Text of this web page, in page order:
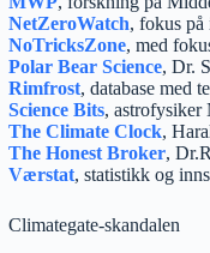
NetZeroWatch, fokus på
NoTricksZone, med
Polar Bear Science, Dr.
Rimfrost, database med
Science Bits, astrofysiker
The Climate Clock,
The Honest Broker,
Værstat, statistikk og
Climategate-skandalen